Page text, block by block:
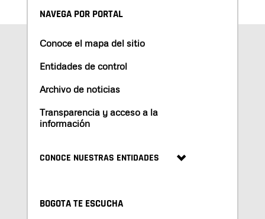
NAVEGA POR PORTAL
Conoce el mapa del sitio
Entidades de control
Archivo de noticias
Transparencia y acceso a la
información
CONOCE NUESTRAS ENTIDADES
BOGOTA TE ESCUCHA